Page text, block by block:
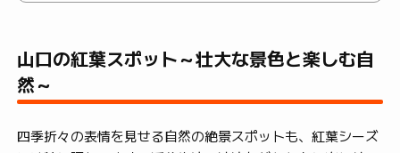
山口の紅葉スポット～壮大な景色と楽しむ自
然～
四季折々の表情を見せる自然の絶景スポットも、紅葉シーズ